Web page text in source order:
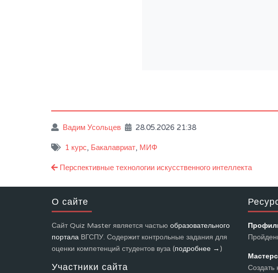
Вадим Усольцев 28.05.2026 21:38
1 курс, Бакалавриат, МИФ
Навигация
записям
Перспективные технологии искусственного интеллекта
О сайте
Сайт Quiz Master является частьюобразовательного
портала ВГСПУ. Содержит контрольные задания для
оценки компетенций студентов вуза (подробнее → )
Участники сайта
Создать